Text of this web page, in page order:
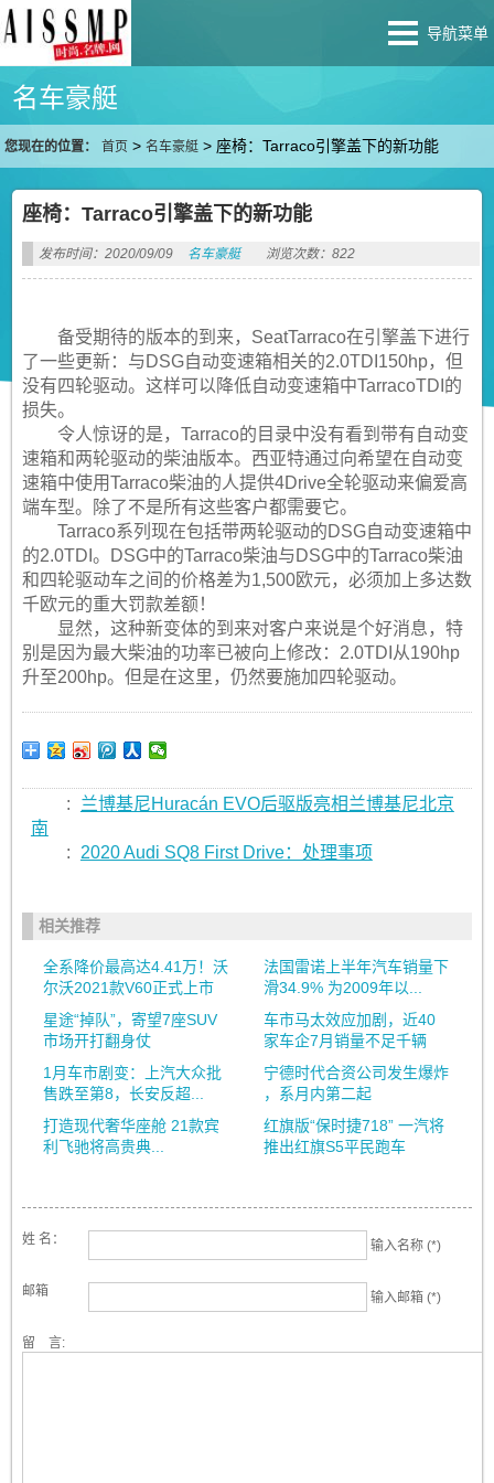
导航菜单
名车豪艇
您现在的位置： 首页 >名车豪艇 > 座椅：Tarraco引擎盖下的新功能
座椅：Tarraco引擎盖下的新功能
发布时间：2020/09/09 名车豪艇 浏览次数：822
备受期待的版本的到来，SeatTarraco在引擎盖下进行
了一些更新：与DSG自动变速箱相关的2.0TDI150hp，但
没有四轮驱动。这样可以降低自动变速箱中TarracoTDI的
损失。
令人惊讶的是，Tarraco的目录中没有看到带有自动变
速箱和两轮驱动的柴油版本。西亚特通过向希望在自动变
速箱中使用Tarraco柴油的人提供4Drive全轮驱动来偏爱高
端车型。除了不是所有这些客户都需要它。
Tarraco系列现在包括带两轮驱动的DSG自动变速箱中
的2.0TDI。DSG中的Tarraco柴油与DSG中的Tarraco柴油
和四轮驱动车之间的价格差为1,500欧元，必须加上多达数
千欧元的重大罚款差额！
显然，这种新变体的到来对客户来说是个好消息，特
别是因为最大柴油的功率已被向上修改：2.0TDI从190hp
升至200hp。但是在这里，仍然要施加四轮驱动。
:
兰博基尼Huracán EVO后驱版亮相兰博基尼北京
南
:
2020 Audi SQ8 First Drive：处理事项
相关推荐
全系降价最高达4.41万！沃
尔沃2021款V60正式上市
法国雷诺上半年汽车销量下
滑34.9% 为2009年以...
星途“掉队”，寄望7座SUV
市场开打翻身仗
车市马太效应加剧，近40
家车企7月销量不足千辆
1月车市剧变：上汽大众批
售跌至第8，长安反超...
宁德时代合资公司发生爆炸
，系月内第二起
打造现代奢华座舱 21款宾
利飞驰将高贵典...
红旗版“保时捷718” 一汽将
推出红旗S5平民跑车
姓 名： 输入名称 (*)
邮箱 输入邮箱 (*)
留 言: